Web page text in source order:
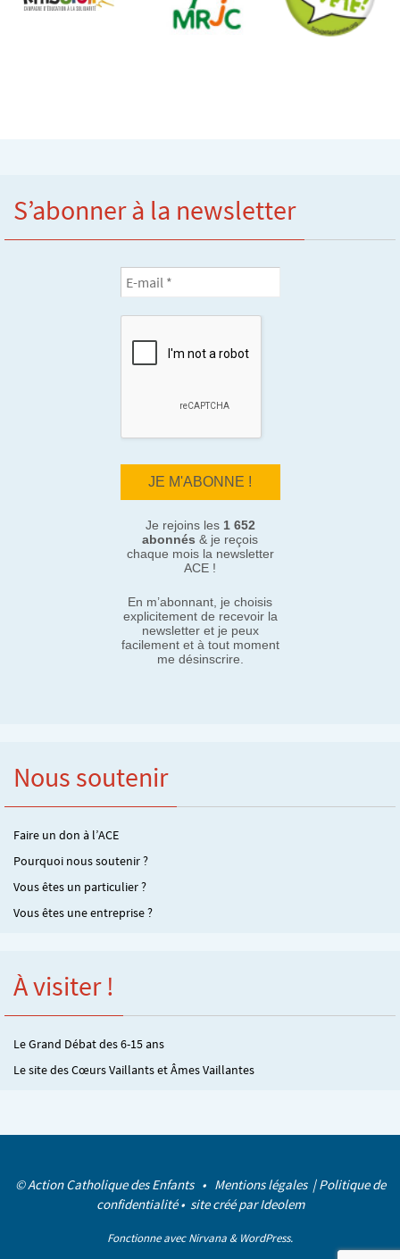
S’abonner à la newsletter
Je rejoins les 1 652
abonnés & je reçois
chaque mois la newsletter
ACE !
En m’abonnant, je choisis
explicitement de recevoir la
newsletter et je peux
facilement et à tout moment
me désinscrire.
Nous soutenir
Faire un don à l’ACE
Pourquoi nous soutenir ?
Vous êtes un particulier ?
Vous êtes une entreprise ?
À visiter !
Le Grand Débat des 6-15 ans
Le site des Cœurs Vaillants et Âmes Vaillantes
© Action Catholique des Enfants • Mentions légales |Politique de
confidentialité• site créé parIdeolem
Fonctionne avecNirvana & WordPress.